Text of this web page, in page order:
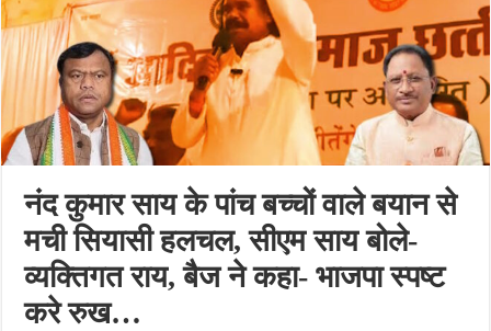
नंद कुमार साय के पांच बच्चों वाले बयान से
मची सियासी हलचल, सीएम साय बोले-
व्यक्तिगत राय, बैज ने कहा- भाजपा स्पष्ट
करे रुख…